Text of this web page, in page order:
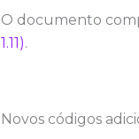
O documento
1.11).
Novos códigos